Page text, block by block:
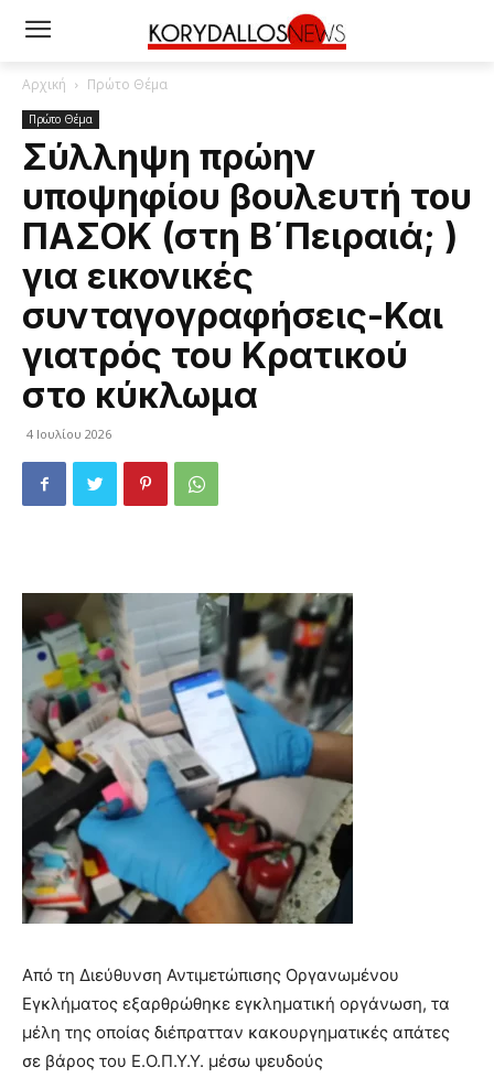
Αρχική Πρώτο Θέμα
Πρώτο Θέμα
Σύλληψη πρώην
υποψηφίου βουλευτή του
ΠΑΣΟΚ (στη Β΄Πειραιά; )
για εικονικές
συνταγογραφήσεις-Και
γιατρός του Κρατικού
στο κύκλωμα
4 Ιουλίου 2026
Από τη Διεύθυνση Αντιμετώπισης Οργανωμένου
Εγκλήματος εξαρθρώθηκε εγκληματική οργάνωση, τα
μέλη της οποίας διέπρατταν κακουργηματικές απάτες
σε βάρος του Ε.Ο.Π.Υ.Υ. μέσω ψευδούς